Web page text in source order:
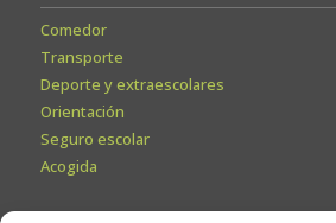
Comedor
Transporte
Deporte y extraescolares
Orientación
Seguro escolar
Acogida